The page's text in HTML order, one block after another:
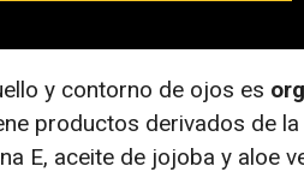
y contorno de ojos es
productos derivados de
E, aceite de jojoba y aloe